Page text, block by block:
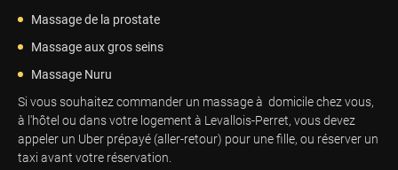
Massage de la prostate
Massage aux gros seins
Massage Nuru
Si vous souhaitez commander un massage à domicile chez vous,
à l'hôtel ou dans votre logement à Levallois-Perret, vous devez
appeler un Uber prépayé (aller-retour) pour une fille, ou réserver un
taxi avant votre réservation.